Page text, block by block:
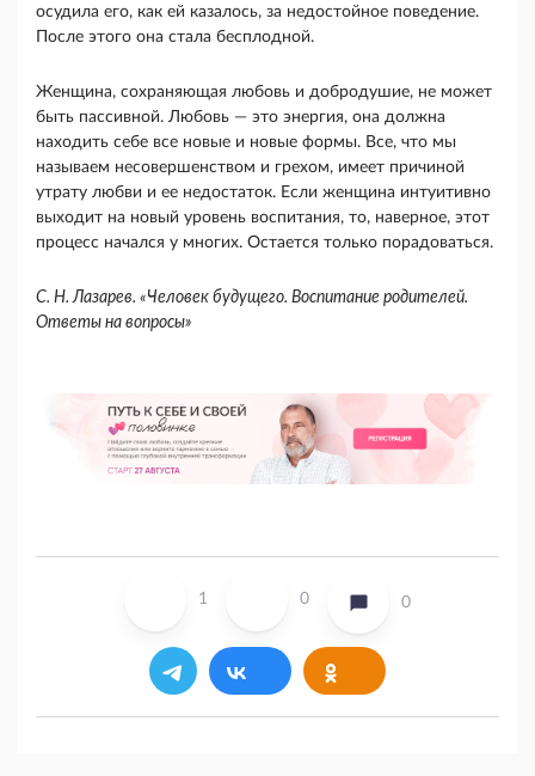
осудила его, как ей ка­залось, за недостойное поведение.
После этого она стала бесплодной.
Женщина, сохраняющая любовь и добродушие, не может
быть пассивной. Любовь — это энергия, она должна
находить себе все новые и новые формы. Все, что мы
называем несовершенством и грехом, имеет причиной
утрату любви и ее недостаток. Если женщина интуитивно
выходит на новый уровень вос­питания, то, наверное, этот
процесс начался у мно­гих. Остается только порадоваться.
С. Н. Лазарев. «Человек будущего. Воспитание родителей.
Ответы на вопросы»
1 0 0